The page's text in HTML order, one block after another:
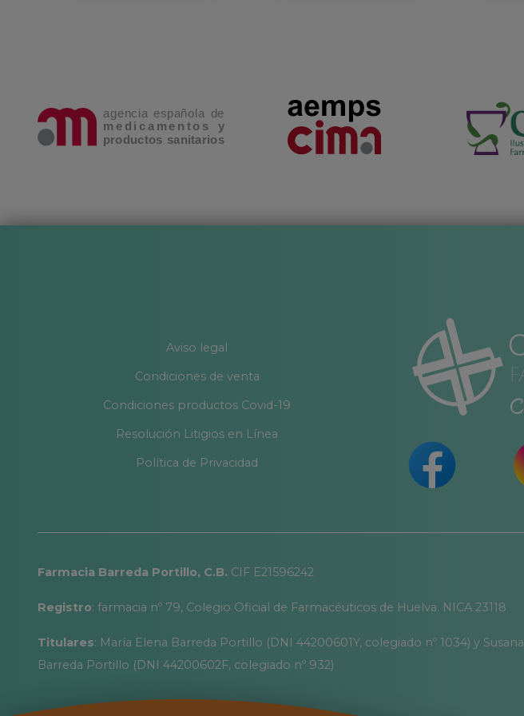
Aviso legal
Condiciones de venta
Condiciones productos Covid-19
Resolución Litigios en Línea
Política de Privacidad
Farmacia Barreda Portillo, C.B. CIF E21596242
Registro: farmacia nº 79, Colegio Oficial de Farmacéuticos de Huelva. NICA 23118
Titulares: María Elena Barreda Portillo (DNI 44200601Y, colegiado nº 1034) y Susana
Barreda Portillo (DNI 44200602F, colegiado nº 932)